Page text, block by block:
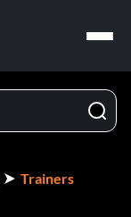
Trainers